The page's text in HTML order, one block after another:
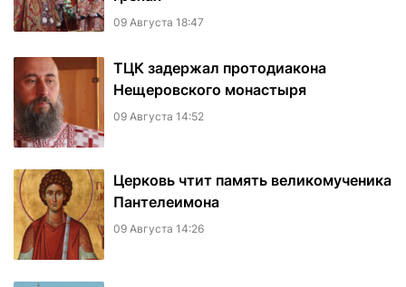
09 Августа 18:47
ТЦК задержал протодиакона
Нещеровского монастыря
09 Августа 14:52
Церковь чтит память великомученика
Пантелеимона
09 Августа 14:26